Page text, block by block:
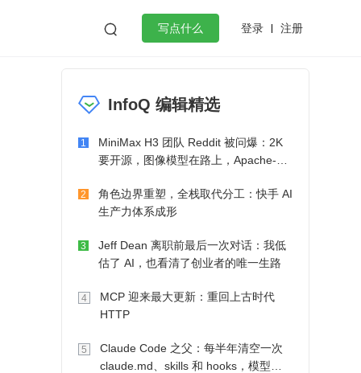
 写点什么 登录 注册
微服务架构 flutter
InfoQ 编辑精选
1
MiniMax H3 团队 Reddit 被问爆：2K
要开源，图像模型在路上，Apache-2.0
2
角色边界重塑，全栈取代分工：快手 AI
生产力体系成形
3
Jeff Dean 离职前最后一次对话：我低
估了 AI，也看清了创业者的唯一生路
4
MCP 迎来最大更新：重回上古时代
HTTP
5
Claude Code 之父：每半年清空一次
claude.md、skills 和 hooks，模型自